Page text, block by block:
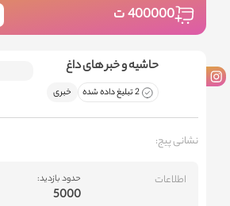
400000ت
حاشیه و خبر های داغ
2 تبلیغ داده شده خبری
نشانی پیج:
اطلاعات حدود بازدید:
5000